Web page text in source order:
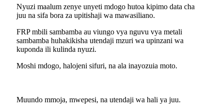
Nyuzi maalum zenye unyeti mdogo hutoa kipimo data cha
juu na sifa bora za upitishaji wa mawasiliano.
FRP mbili sambamba au viungo vya nguvu vya metali
sambamba huhakikisha utendaji mzuri wa upinzani wa
kuponda ili kulinda nyuzi.
Moshi mdogo, halojeni sifuri, na ala inayozuia moto.
Muundo mmoja, mwepesi, na utendaji wa hali ya juu.